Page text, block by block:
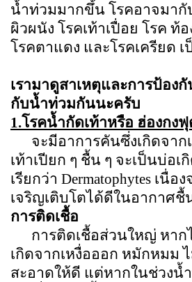
น้ำท่วมมากขึ้น โรคอาจมากั
ผิวผนัง โรคเท้าเปื่อย โรค ท้อ
โรคตาแดง และโรคเครียด
เรามาดูสาเหตุและการป้อง
กับน้ำท่วมกันนะครับ
1.โรคน้ำกัดเท้าหรือ ฮ่องกง
จะมีอาการคันซึ่งเกิดจาก
เท้าเปียก ๆ ชื้น ๆ จะเป็นบ่อเ
เรียกว่า Dermatophytes เนื่อง
เจริญเติบโตได้ดีในอากาศชื้
การติดเชื้อ
การติดเชื้อส่วนใหญ่ หา
เกิดจากเหงื่อออก หมักหมม
สะอาดให้ดี แต่หากในช่วงน้